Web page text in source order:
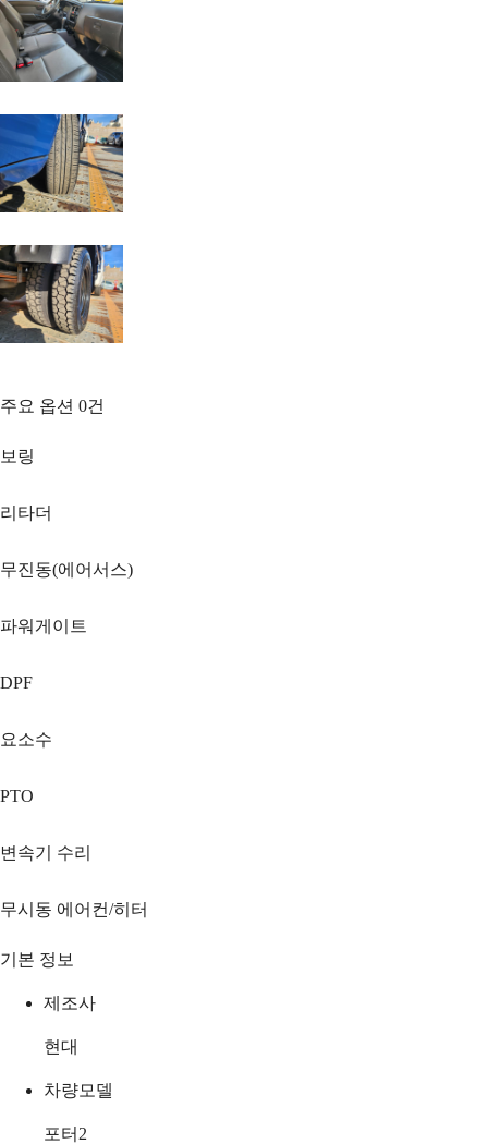
주요 옵션 0건
보링
리타더
무진동(에어서스)
파워게이트
DPF
요소수
PTO
변속기 수리
무시동 에어컨/히터
기본 정보
제조사
현대
차량모델
포터2